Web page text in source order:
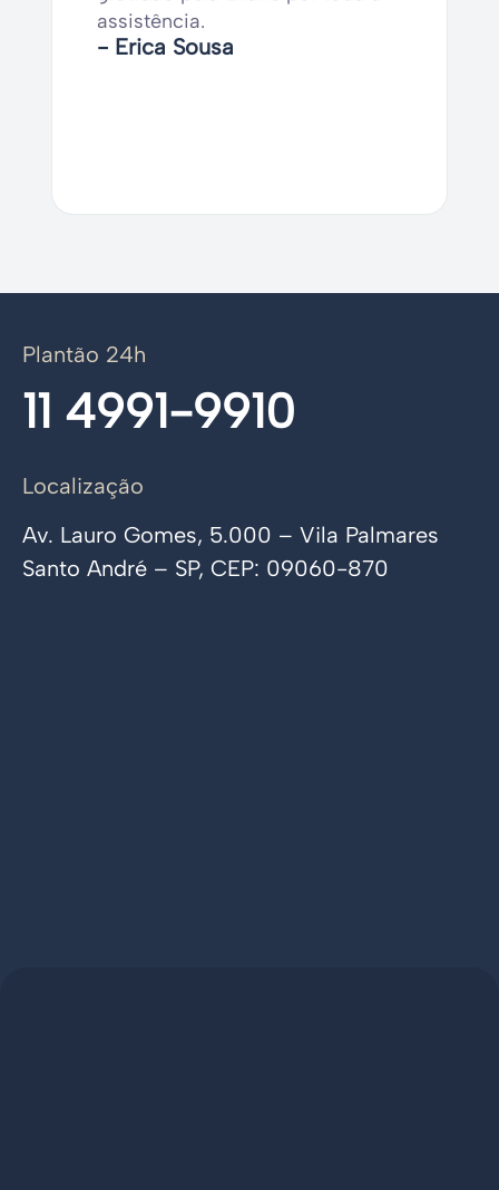
assistência.
- Erica Sousa
Plantão 24h
11 4991-9910
Localização
Av. Lauro Gomes, 5.000 – Vila Palmares
Santo André – SP, CEP: 09060-870